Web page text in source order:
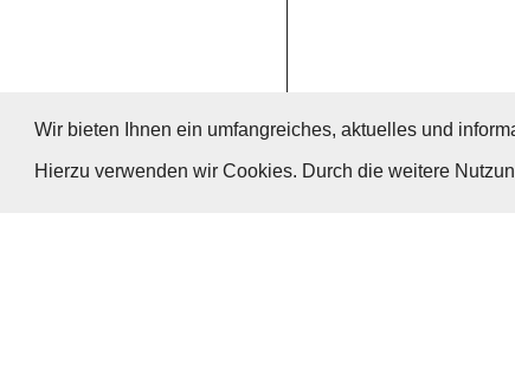
Wir bieten Ihnen ein umfangreiches, aktuelles und
Hierzu verwenden wir Cookies. Durch die weitere